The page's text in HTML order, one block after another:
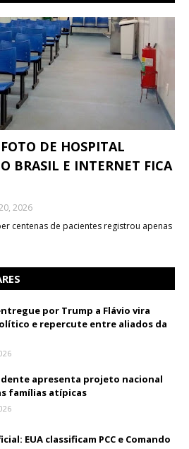
DE HOSPITAL
BRASIL E INTERNET FICA
2026
centenas de pacientes registrou apenas
por Trump a Flávio vira
e repercute entre aliados da
apresenta projeto nacional
famílias atípicas
EUA classificam PCC e Comando